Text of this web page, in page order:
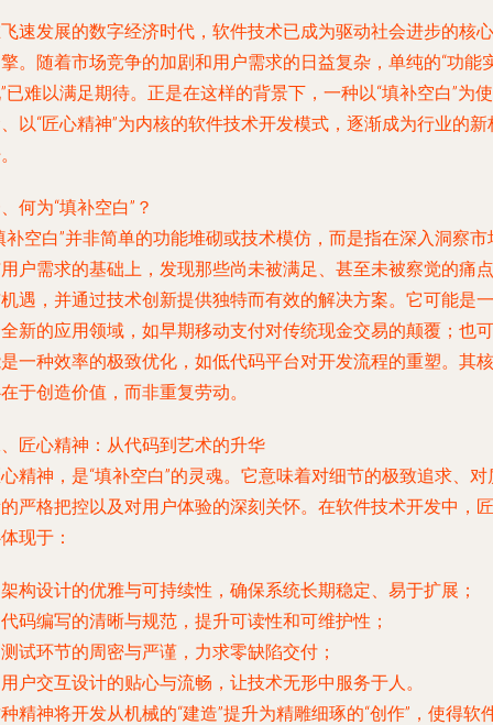
速发展的数字经济时代，软件技术已成为驱动社会进步的核心
。随着市场竞争的加剧和用户需求的日益复杂，单纯的“功能
已难以满足期待。正是在这样的背景下，一种以“填补空白”为使
以“匠心精神”为内核的软件技术开发模式，逐渐成为行业的新
何为“填补空白”？
补空白”并非简单的功能堆砌或技术模仿，而是指在深入洞察市
户需求的基础上，发现那些尚未被满足、甚至未被察觉的痛点
遇，并通过技术创新提供独特而有效的解决方案。它可能是一
新的应用领域，如早期移动支付对传统现金交易的颠覆；也可
一种效率的极致优化，如低代码平台对开发流程的重塑。其核
于创造价值，而非重复劳动。
匠心精神：从代码到艺术的升华
精神，是“填补空白”的灵魂。它意味着对细节的极致追求、对
严格把控以及对用户体验的深刻关怀。在软件技术开发中，匠
现于：
构设计的优雅与可持续性，确保系统长期稳定、易于扩展；
码编写的清晰与规范，提升可读性和可维护性；
试环节的周密与严谨，力求零缺陷交付；
户交互设计的贴心与流畅，让技术无形中服务于人。
精神将开发从机械的“建造”提升为精雕细琢的“创作”，使得软